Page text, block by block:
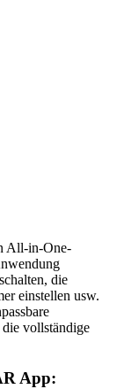
All-in-One-
die
einstellen usw.
vollständige
App: